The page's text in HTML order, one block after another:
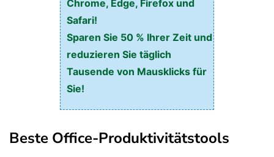
Chrome, Edge, Firefox und
Safari!
Sparen Sie 50 % Ihrer Zeit und
reduzieren Sie täglich
Tausende von Mausklicks für
Sie!
Beste Office-Produktivitätstools